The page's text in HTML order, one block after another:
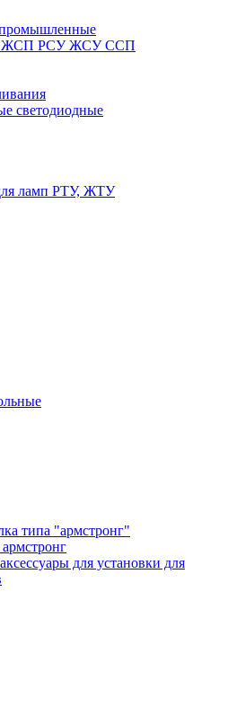
ЖСП РСУ ЖСУ ССП
светодиодные
ламп РТУ, ЖТУ
типа "армстронг"
для установки для